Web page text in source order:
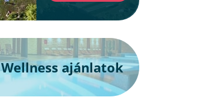
Wellness ajánlatok